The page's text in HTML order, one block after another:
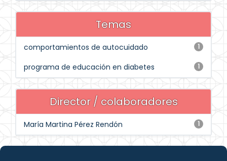
Temas
1
comportamientos de autocuidado
1
programa de educación en diabetes
Director / colaboradores
1
María Martina Pérez Rendón